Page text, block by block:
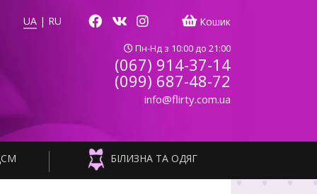
UA | RU Кошик
Пн-Нд з 10:00 до 21:00
(067) 914-37-14
(099) 687-48-72
info@flirty.com.ua
БІЛИЗНА ТА ОДЯГ